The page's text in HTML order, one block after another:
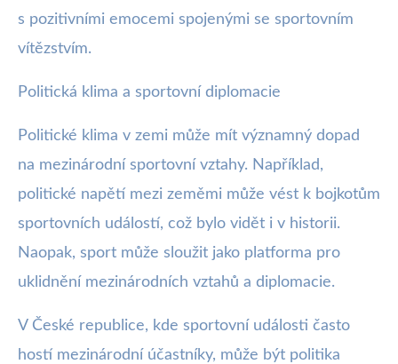
s pozitivními emocemi spojenými se sportovním
vítězstvím.
Politická klima a sportovní diplomacie
Politické klima v zemi může mít významný dopad
na mezinárodní sportovní vztahy. Například,
politické napětí mezi zeměmi může vést k bojkotům
sportovních událostí, což bylo vidět i v historii.
Naopak, sport může sloužit jako platforma pro
uklidnění mezinárodních vztahů a diplomacie.
V České republice, kde sportovní události často
hostí mezinárodní účastníky, může být politika